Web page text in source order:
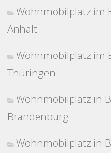
Wohnmobilplatz im
Anhalt
Wohnmobilplatz im
Thüringen
Wohnmobilplatz in
Brandenburg
Wohnmobilplatz in